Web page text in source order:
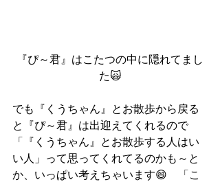
『ぴ～君』はこたつの中に隠れてまし
た🙀
でも『くうちゃん』とお散歩から戻る
と『ぴ～君』は出迎えてくれるので
「『くうちゃん』とお散歩する人はい
い人」って思ってくれてるのかも～と
か、いっぱい考えちゃいます😄　「こ